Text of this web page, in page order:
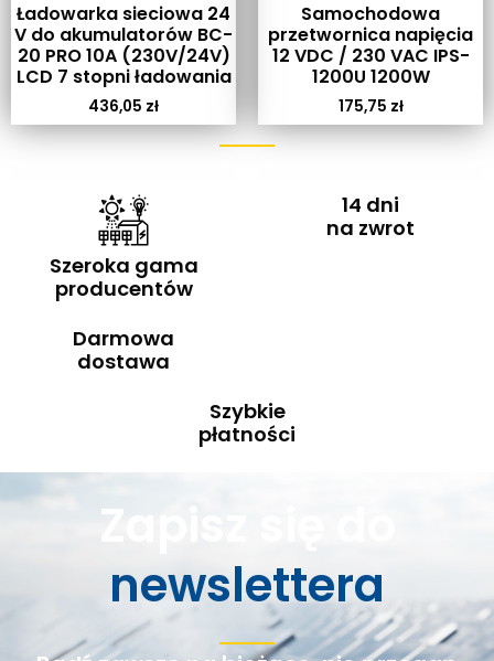
Ładowarka sieciowa 24
V do akumulatorów BC-
20 PRO 10A (230V/24V)
LCD 7 stopni ładowania
436,05 zł
Samochodowa
przetwornica napięcia
12 VDC / 230 VAC IPS-
1200U 1200W
175,75 zł
Szeroka gama
producentów
14 dni
na zwrot
Darmowa
dostawa
Szybkie
płatności
Zapisz się do
newslettera